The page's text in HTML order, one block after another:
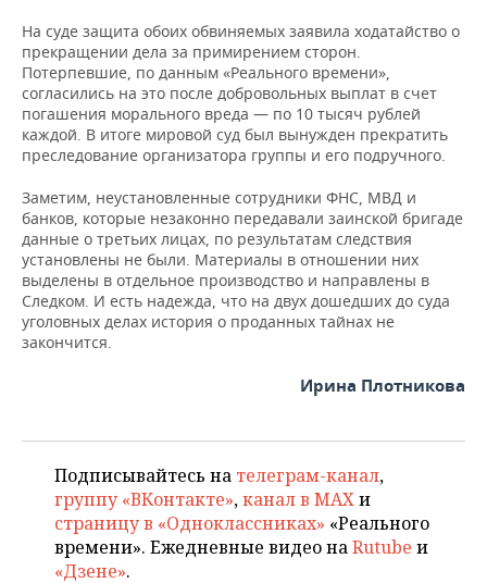
На суде защита обоих обвиняемых заявила ходатайство о
прекращении дела за примирением сторон.
Потерпевшие, по данным «Реального времени»,
согласились на это после добровольных выплат в счет
погашения морального вреда — по 10 тысяч рублей
каждой. В итоге мировой суд был вынужден прекратить
преследование организатора группы и его подручного.
Заметим, неустановленные сотрудники ФНС, МВД и
банков, которые незаконно передавали заинской бригаде
данные о третьих лицах, по результатам следствия
установлены не были. Материалы в отношении них
выделены в отдельное производство и направлены в
Следком. И есть надежда, что на двух дошедших до суда
уголовных делах история о проданных тайнах не
закончится.
Ирина Плотникова
Подписывайтесь на телеграм-канал,
группу «ВКонтакте»,канал в MAXи
страницу в «Одноклассниках» «Реального
времени». Ежедневные видео наRutube и
«Дзене».